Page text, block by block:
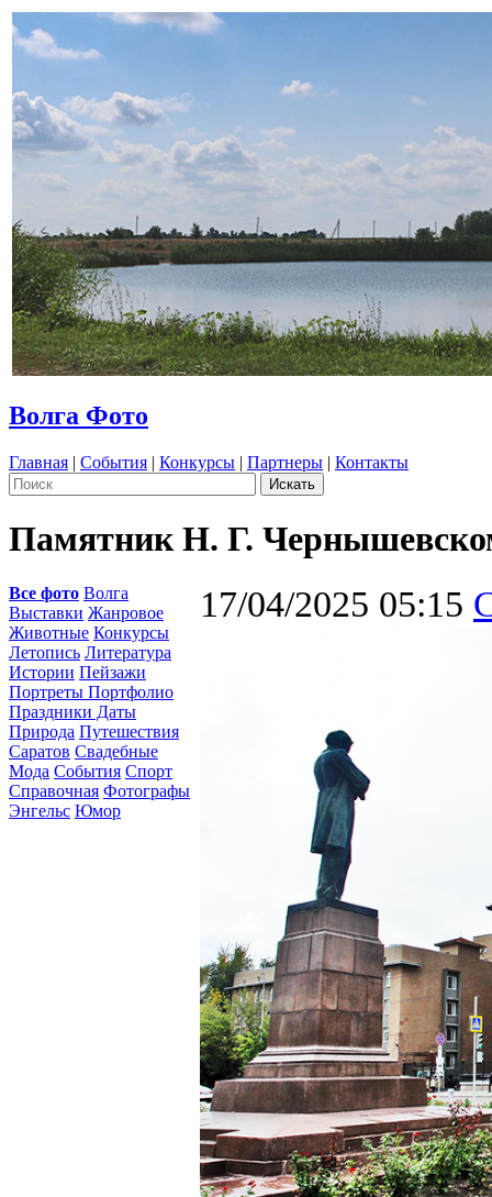
Волга Фото
Главная | События | Конкурсы | Партнеры | Контакты
Памятник Н. Г.
Все фото Волга
Выставки Жанровое
Животные Конкурсы
Летопись Литература
Истории Пейзажи
Портреты Портфолио
Праздники Даты
Природа Путешествия
Саратов Свадебные
Мода События Спорт
Справочная Фотографы
Энгельс Юмор
17/04/2025 05:15